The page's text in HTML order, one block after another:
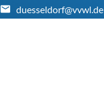
duesseldorf@vvwl.de